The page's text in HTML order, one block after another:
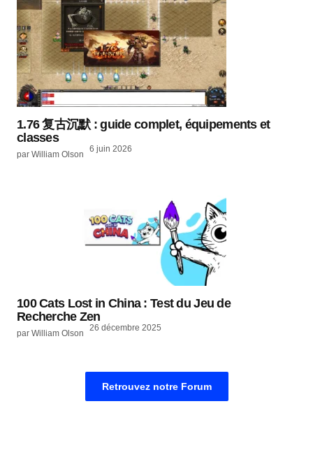
1.76 复古沉默 : guide complet, équipements et
classes
par William Olson
6 juin 2026
100 Cats Lost in China : Test du Jeu de
Recherche Zen
par William Olson
26 décembre 2025
Retrouvez notre Forum